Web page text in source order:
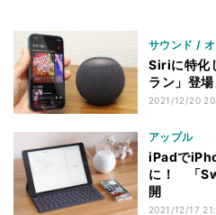
サウンド /
Siriに特化
ラン」登
2021/12/20
アップル
iPadで
に！ 「
開
2021/12/17